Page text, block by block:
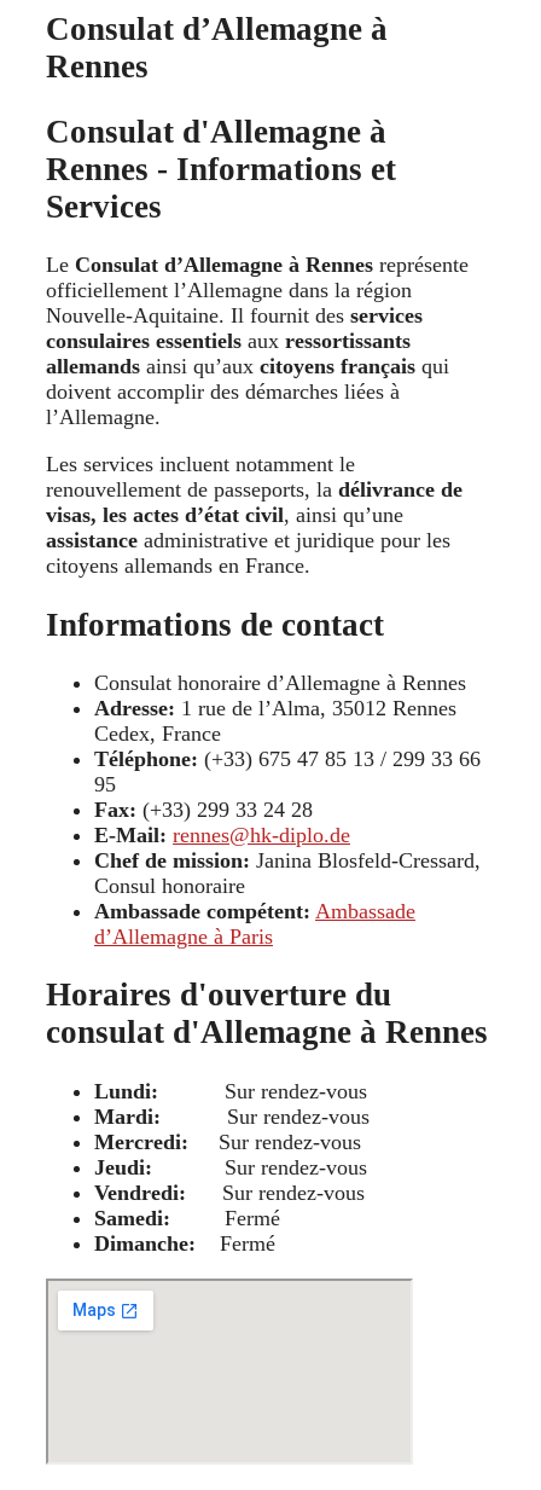
Consulat d’Allemagne à
Rennes
Consulat d'Allemagne à
Rennes - Informations et
Services
Le Consulat d’Allemagne à Rennes représente
officiellement l’Allemagne dans la région
Nouvelle-Aquitaine. Il fournit des services
consulaires essentiels aux ressortissants
allemands ainsi qu’aux citoyens français qui
doivent accomplir des démarches liées à
l’Allemagne.
Les services incluent notamment le
renouvellement de passeports, la délivrance de
visas, les actes d’état civil, ainsi qu’une
assistance administrative et juridique pour les
citoyens allemands en France.
Informations de contact
Consulat honoraire d’Allemagne à Rennes
Adresse: 1 rue de l’Alma, 35012 Rennes
Cedex, France
Téléphone: (+33) 675 47 85 13 / 299 33 66
95
Fax: (+33) 299 33 24 28
E-Mail: rennes@hk-diplo.de
Chef de mission: Janina Blosfeld-Cressard,
Consul honoraire
Ambassade compétent: Ambassade
d’Allemagne à Paris
Horaires d'ouverture du
consulat d'Allemagne à Rennes
Lundi: Sur rendez-vous
Mardi: Sur rendez-vous
Mercredi: Sur rendez-vous
Jeudi: Sur rendez-vous
Vendredi: Sur rendez-vous
Samedi: Fermé
Dimanche: Fermé